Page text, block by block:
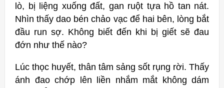
lò, bị liệng xuống đất, gan ruột tựa hồ tan nát.
Nhìn thấy dao bén chảo vạc để hai bên, lòng bắt
đầu run sợ. Không biết đến khi bị giết sẽ đau
đớn như thế nào?
Lúc thọc huyết, thân tâm sảng sốt rụng rời. Thấy
ánh đao chớp lên liền nhắm mắt không dám